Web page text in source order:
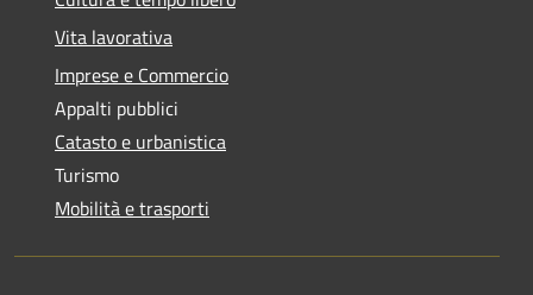
Vita lavorativa
Imprese e Commercio
Appalti pubblici
Catasto e urbanistica
Turismo
Mobilità e trasporti